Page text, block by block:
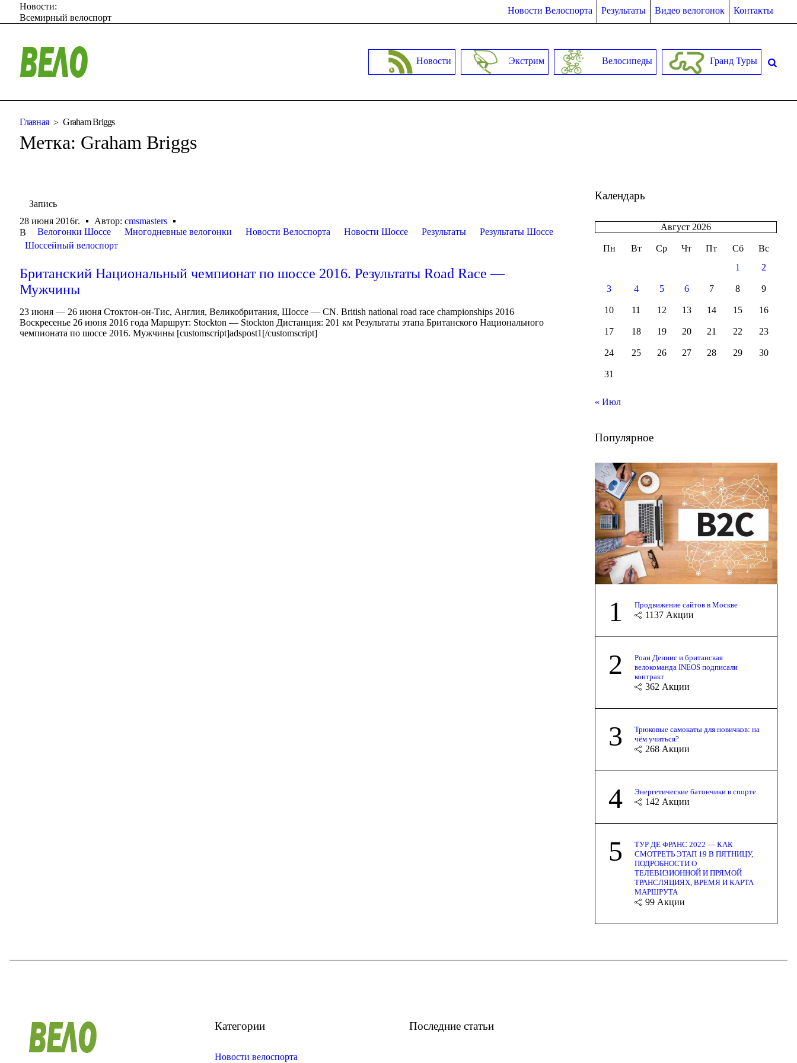
Новости Велоспорта Результаты Видео велогонок Контакты
Новости:
Всемирный велоспорт
Новости Экстрим Велосипеды Гранд Туры
Главная Graham Briggs
Метка: Graham Briggs
Запись
28 июня 2016г.
Автор:cmsmasters
В
Велогонки Шоссе Многодневные велогонки Новости Велоспорта Новости Шоссе Результаты
Результаты Шоссе
Шоссейный велоспорт
Британский Национальный чемпионат по шоссе 2016. Результаты Road Race —
Мужчины
23 июня — 26 июня Стоктон-он-Тис, Англия, Великобритания, Шоссе — CN. British national road race championships 2016
Воскресенье 26 июня 2016 года Маршрут: Stockton — Stockton Дистанция: 201 км Результаты этапа Британского Национального
чемпионата по шоссе 2016. Мужчины [customscript]adspost1[/customscript]
Календарь
Август 2026
Пн Вт Ср Чт Пт Сб
Вс
1
2
3 4 5 6 7 8 9
10 11 12 13 14 15 16
17 18 19 20 21 22 23
24 25 26 27 28 29 30
31
« Июл
Популярное
1 Продвижение сайтов в Москве
1137 Акции
2
Роан Деннис и британская
велокоманда INEOS подписали
контракт
362 Акции
3
Трюковые самокаты для новичков: на
чём учиться?
268 Акции
4 Энергетические батончики в спорте
142 Акции
5
ТУР ДЕ ФРАНС 2022 — КАК
СМОТРЕТЬ ЭТАП 19 В ПЯТНИЦУ,
ПОДРОБНОСТИ О
ТЕЛЕВИЗИОННОЙ И ПРЯМОЙ
ТРАНСЛЯЦИЯХ, ВРЕМЯ И КАРТА
МАРШРУТА
99 Акции
Категории
Новости велоспорта
Последние статьи